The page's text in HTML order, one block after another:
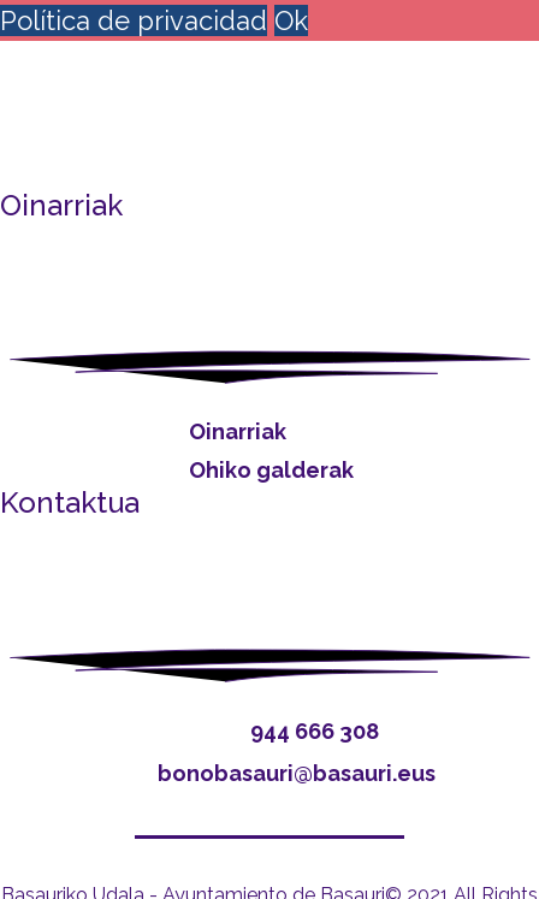
Política de privacidad Ok
Oinarriak
Oinarriak
Ohiko galderak
Kontaktua
944 666 308
bonobasauri@basauri.eus